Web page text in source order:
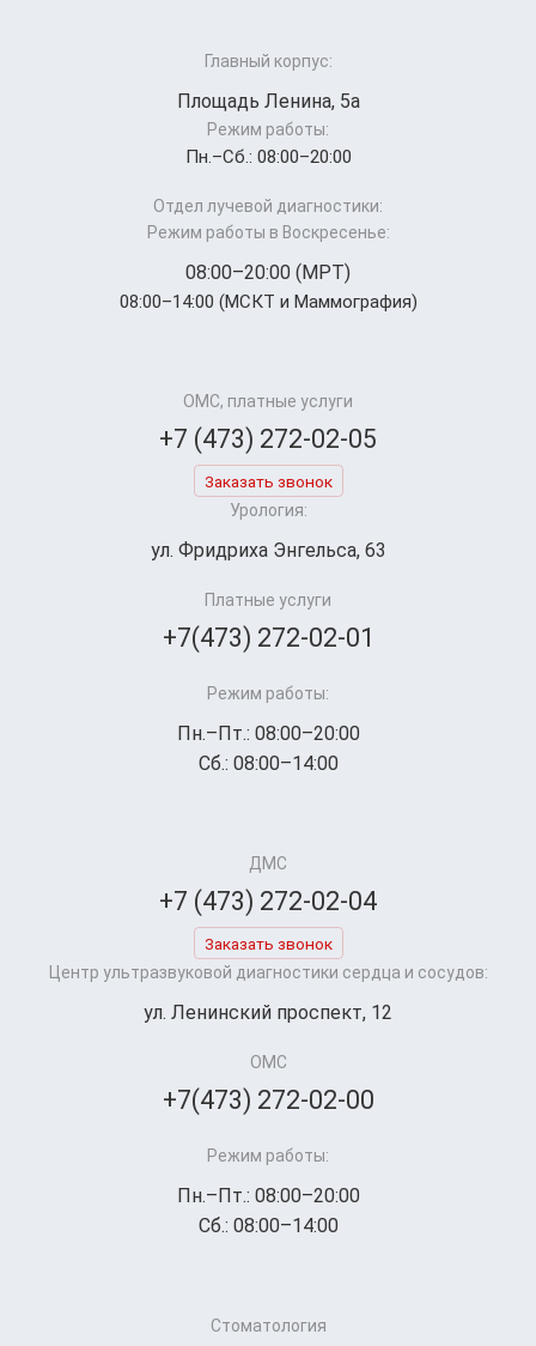
Главный корпус:
Площадь Ленина, 5а
Режим работы:
Пн.–Cб.: 08:00–20:00
Отдел лучевой диагностики:
Режим работы в Воскресенье:
08:00–20:00 (МРТ)
08:00–14:00 (МСКТ и Маммография)
ОМС, платные услуги
+7 (473) 272-02-05
Заказать звонок
Урология:
ул. Фридриха Энгельса, 63
Платные услуги
+7(473) 272-02-01
Режим работы:
Пн.–Пт.: 08:00–20:00
Сб.: 08:00–14:00
ДМС
+7 (473) 272-02-04
Заказать звонок
Центр ультразвуковой диагностики сердца и сосудов:
ул. Ленинский проспект, 12
ОМС
+7(473) 272-02-00
Режим работы:
Пн.–Пт.: 08:00–20:00
Сб.: 08:00–14:00
Стоматология